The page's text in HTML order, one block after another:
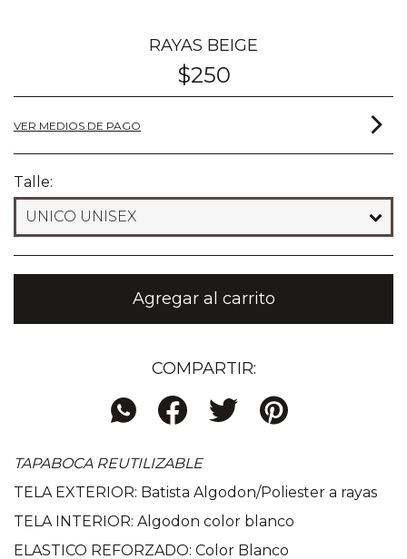
RAYAS BEIGE
$250
VER MEDIOS DE PAGO
Talle:
COMPARTIR:
TAPABOCA REUTILIZABLE
TELA EXTERIOR: Batista Algodon/Poliester a rayas
TELA INTERIOR: Algodon color blanco
ELASTICO REFORZADO: Color Blanco